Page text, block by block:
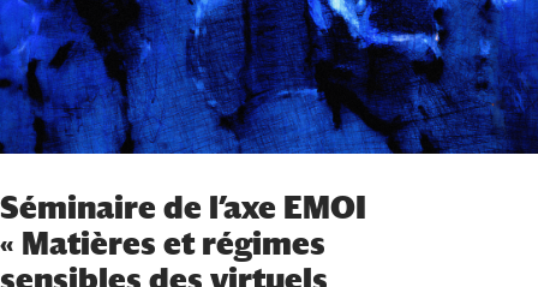
Séminaire de l’axe EMOI
« Matières et régimes
sensibles des virtuels